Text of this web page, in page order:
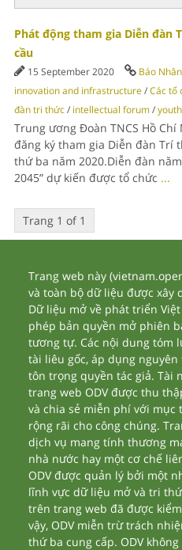
Phát động tham gia Diễn đàn
cầu
15 September 2020 Báo
innovation and infrastructure/Các tổ
đàn tri thức/ intellectual forum/
Trung ương Đoàn TNCS Hồ
đăng ký tham gia Diễn đàn Trí
thứ ba năm 2020.Diễn đàn
2045” dự kiến được tổ chức ...
Trang 1 of 1
Trang web này
và toàn bộ dữ liệu được xây
Dữ liệu mở về phát triển
phép bản quyền mở phiên
tương tự. Các nội dung tóm
tài liêu gốc, áp dụng
tôn trọng quyền tác giả. Tài
trang web ODV được thu
và chia sẻ miễn phí với mục
rộng rãi cho công chúng.
dịch vụ mang tính thương
nhà nước hay một cơ chế
ODV được quản lý bởi một
lĩnh vực dữ liệu mở và tri
trên trang web đã được
vậy, ODV miễn trừ trách
thứ ba cung cấp. ODV